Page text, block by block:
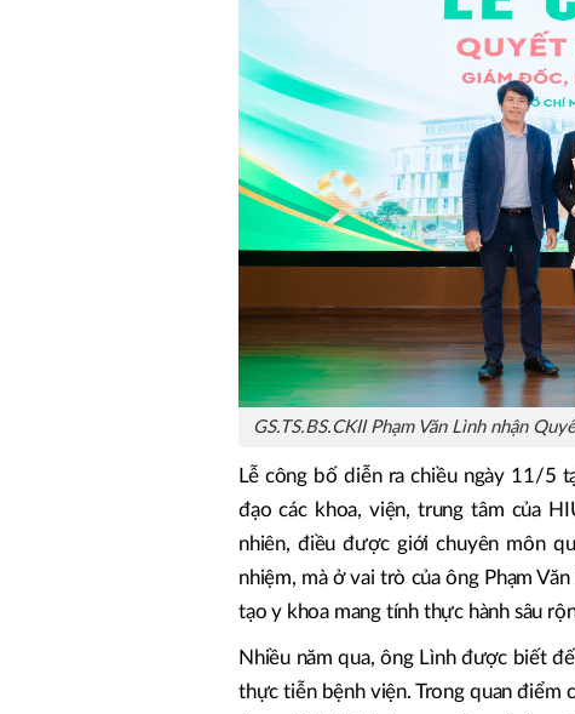
GS.TS.BS.CKII Phạm Văn Lình nhận
Lễ công bố diễn ra chiều ngày 11/5
đạo các khoa, viện, trung tâm của
nhiên, điều được giới chuyên môn
nhiệm, mà ở vai trò của ông Phạm
tạo y khoa mang tính thực hành sâu
Nhiều năm qua, ông Lình được biết
thực tiễn bệnh viện. Trong quan điểm